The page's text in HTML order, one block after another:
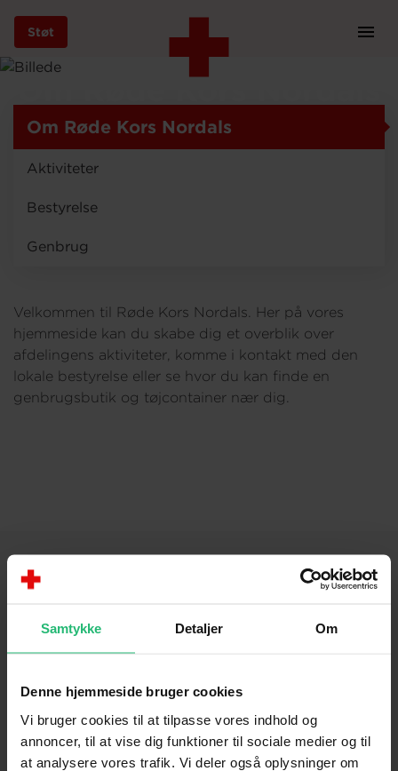
Samtykke Detaljer Om
Denne hjemmeside bruger cookies
Vi bruger cookies til at tilpasse vores indhold og
annoncer, til at vise dig funktioner til sociale medier og til
at analysere vores trafik. Vi deler også oplysninger om
Gå
hovedindhold
Støt
Bliv frivillig
Vores indsatser
Genbrug
Om Røde Kors Nordals
Om Røde Kors Nordals
Aktiviteter
Bestyrelse
Genbrug
Velkommen til Røde Kors Nordals. Her på vores
hjemmeside kan du skabe dig et overblik over
afdelingens aktiviteter, komme i kontakt med den
lokale bestyrelse eller se hvor du kan finde en
genbrugsbutik og tøjcontainer nær dig.
Brug for hjælp
Presse
Afdelinger
Spørgsmål om donation og medlemskab